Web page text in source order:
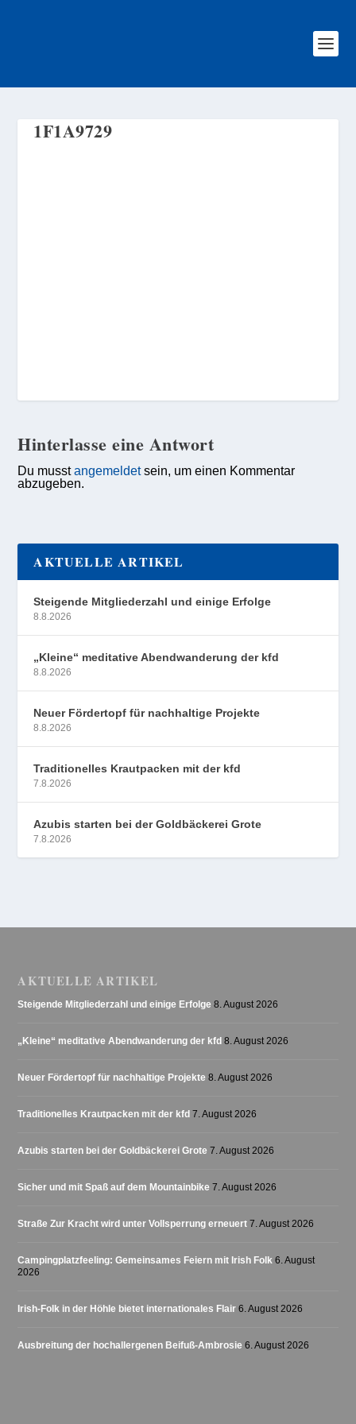
1F1A9729
Hinterlasse eine Antwort
Du musstangemeldetsein, um einen Kommentar
abzugeben.
AKTUELLE ARTIKEL
Steigende Mitgliederzahl und einige Erfolge
8.8.2026
„Kleine“ meditative Abendwanderung der kfd
8.8.2026
Neuer Fördertopf für nachhaltige Projekte
8.8.2026
Traditionelles Krautpacken mit der kfd
7.8.2026
Azubis starten bei der Goldbäckerei Grote
7.8.2026
AKTUELLE ARTIKEL
Steigende Mitgliederzahl und einige Erfolge 8. August 2026
„Kleine“ meditative Abendwanderung der kfd 8. August 2026
Neuer Fördertopf für nachhaltige Projekte 8. August 2026
Traditionelles Krautpacken mit der kfd 7. August 2026
Azubis starten bei der Goldbäckerei Grote 7. August 2026
Sicher und mit Spaß auf dem Mountainbike 7. August 2026
Straße Zur Kracht wird unter Vollsperrung erneuert 7. August 2026
Campingplatzfeeling: Gemeinsames Feiern mit Irish Folk 6. August
2026
Irish-Folk in der Höhle bietet internationales Flair 6. August 2026
Ausbreitung der hochallergenen Beifuß-Ambrosie 6. August 2026